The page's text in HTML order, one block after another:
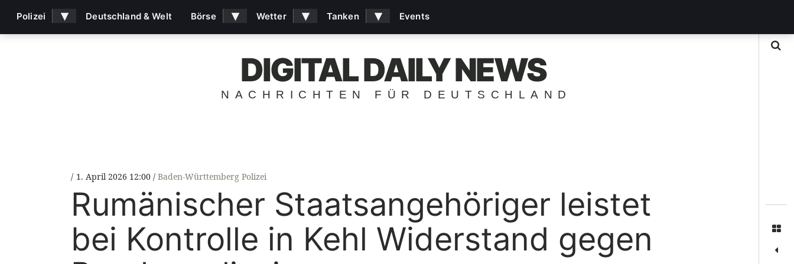
DIGITAL DAILY NEWS
NACHRICHTEN FÜR DEUTSCHLAND
1. April 2026 12:00 Baden-Württemberg Polizei
Rumänischer Staatsangehöriger leistet
bei Kontrolle in Kehl Widerstand gegen
Polizei ▾ Deutschland & Welt Börse ▾ Wetter ▾ Tanken ▾ Events